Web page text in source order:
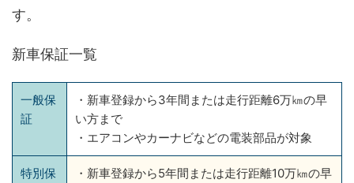
す。
新車保証一覧
一般保
証
・新車登録から3年間または走行距離6万㎞の早
い方まで
・エアコンやカーナビなどの電装部品が対象
特別保
・新車登録から5年間または走行距離10万㎞の早